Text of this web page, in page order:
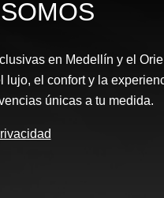
en Medellín y el
el confort y la
únicas a tu medida.